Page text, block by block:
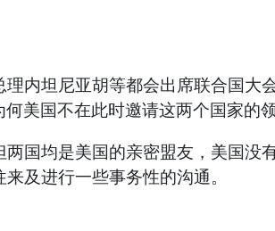
坦尼亚胡等都会出席联合国大
美国不在此时邀请这两个国家的
均是美国的亲密盟友，美国没
及进行一些事务性的沟通。